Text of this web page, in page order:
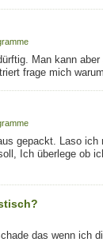
Man kann
frage mich
gepackt. Laso
Ich überlege ob
das wenn ich